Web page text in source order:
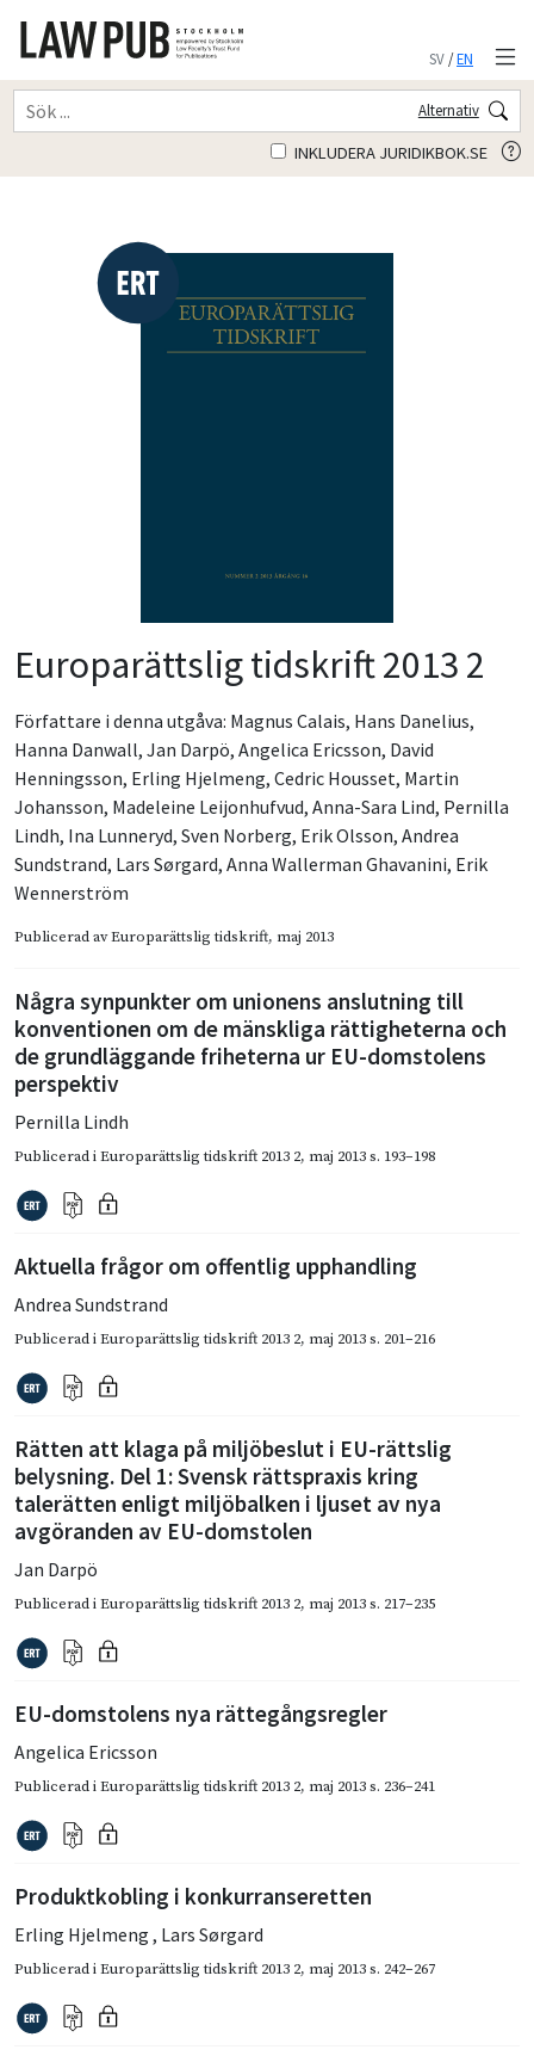
SV/EN
Alternativ
INKLUDERA JURIDIKBOK.SE
Europarättslig tidskrift 2013 2
Författare i denna utgåva: Magnus Calais, Hans Danelius,
Hanna Danwall, Jan Darpö, Angelica Ericsson, David
Henningsson, Erling Hjelmeng, Cedric Housset, Martin
Johansson, Madeleine Leijonhufvud, Anna-Sara Lind, Pernilla
Lindh, Ina Lunneryd, Sven Norberg, Erik Olsson, Andrea
Sundstrand, Lars Sørgard, Anna Wallerman Ghavanini, Erik
Wennerström
Publicerad avEuroparättslig tidskrift, maj 2013
Några synpunkter om unionens anslutning till
konventionen om de mänskliga rättigheterna och
de grundläggande friheterna ur EU-domstolens
perspektiv
Pernilla Lindh
Publicerad iEuroparättslig tidskrift 2013 2, maj 2013s. 193–198
Aktuella frågor om offentlig upphandling
Andrea Sundstrand
Publicerad iEuroparättslig tidskrift 2013 2, maj 2013s. 201–216
Rätten att klaga på miljöbeslut i EU-rättslig
belysning. Del 1: Svensk rättspraxis kring
talerätten enligt miljöbalken i ljuset av nya
avgöranden av EU-domstolen
Jan Darpö
Publicerad iEuroparättslig tidskrift 2013 2, maj 2013s. 217–235
EU-domstolens nya rättegångsregler
Angelica Ericsson
Publicerad iEuroparättslig tidskrift 2013 2, maj 2013s. 236–241
Produktkobling i konkurranseretten
Erling Hjelmeng , Lars Sørgard
Publicerad iEuroparättslig tidskrift 2013 2, maj 2013s. 242–267